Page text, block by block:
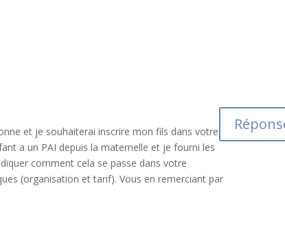
et je souhaiterai inscrire mon fils dans votre
a un PAI depuis la maternelle et je fourni les
comment cela se passe dans votre
(organisation et tarif). Vous en remerciant par